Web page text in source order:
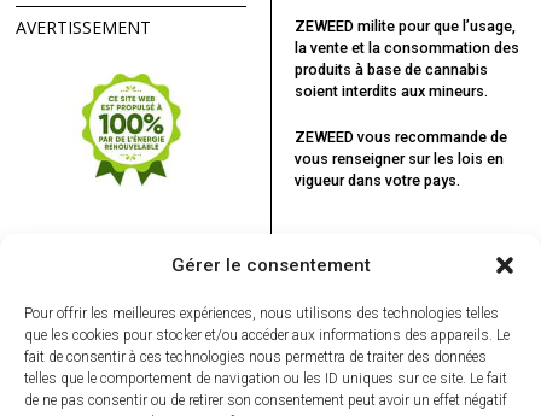
Gérer le consentement
Pour offrir les meilleures expériences, nous utilisons des technologies telles
que les cookies pour stocker et/ou accéder aux informations des appareils. Le
fait de consentir à ces technologies nous permettra de traiter des données
telles que le comportement de navigation ou les ID uniques sur ce site. Le fait
de ne pas consentir ou de retirer son consentement peut avoir un effet négatif
AVERTISSEMENT
ZEWEED milite pour que l’usage,
la vente et la consommation des
produits à base de cannabis
soient interdits aux mineurs.
ZEWEED vous recommande de
vous renseigner sur les lois en
vigueur dans votre pays.